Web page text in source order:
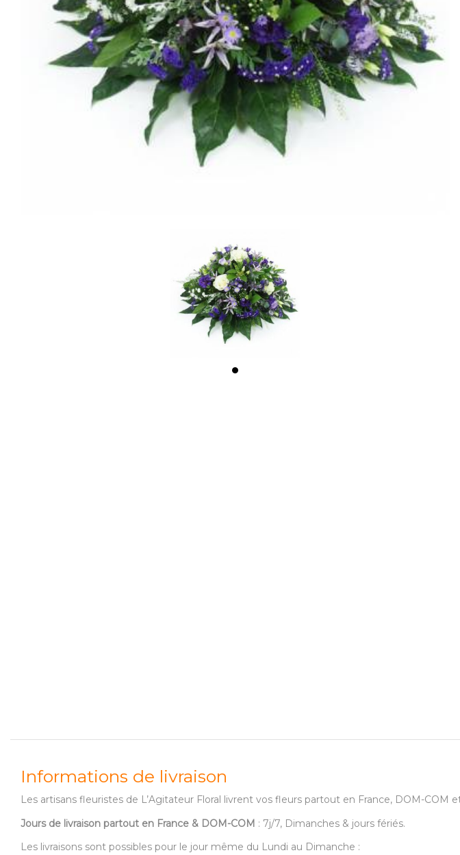
Informations de livraison
Les artisans fleuristes de L’Agitateur Floral livrent vos fleurs partout en France, DOM-COM
Jours de livraison partout en France & DOM-COM : 7j/7, Dimanches & jours fériés.
Les livraisons sont possibles pour le jour même du Lundi au Dimanche :